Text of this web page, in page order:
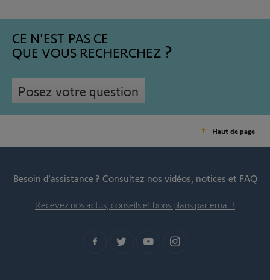
CE N'EST PAS CE
QUE VOUS RECHERCHEZ
Posez votre question
Haut de page
Besoin d’assistance ? Consultez nos vidéos, notices et FAQ
Recevez nos actus, conseils et bons plans par email !